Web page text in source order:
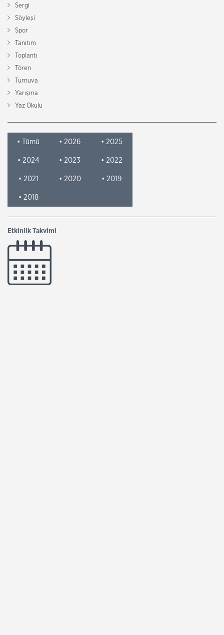
Sergi
Söyleşi
Spor
Tanıtım
Toplantı
Tören
Turnuva
Yarışma
Yaz Okulu
• Tümü • 2026 • 2025
• 2024 • 2023 • 2022
• 2021 • 2020 • 2019
• 2018
Etkinlik Takvimi